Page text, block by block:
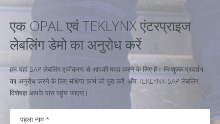
एक OPAL एवं TEKLYNX एंटरप्राइज
लेबलिंग डेमो का अनुरोध करें
हम यहां SAP लेबलिंग एकीकरण से आपकी मदद करने के लिए हैं। निःशुल्क प्रदर्शन
का अनुरोध करने के लिए संक्षिप्त फ़ार्म को पूरा करें, और TEKLYNX SAP लेबलिंग
विशेषज्ञ आपके पास पहुंच जाएगा।